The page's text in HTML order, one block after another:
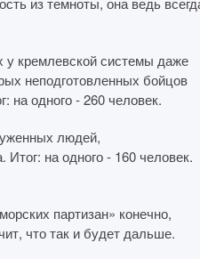
у кремлевской системы даже
неподготовленных бойцов
на одного - 260 человек.
людей,
на одного - 160 человек.
партизан» конечно,
что так и будет дальше.